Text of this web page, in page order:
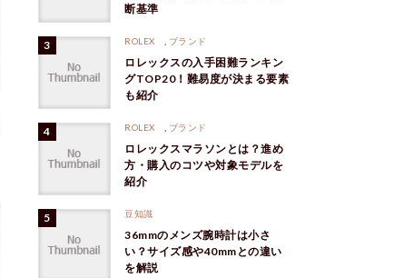
断基準
ROLEX ブランド
ロレックスの入手困難ランキン
グTOP20！難易度が決まる要素
も紹介
ROLEX ブランド
ロレックスマラソンとは？進め
方・購入のコツや対象モデルを
紹介
豆知識
36mmのメンズ腕時計は小さ
い？サイズ感や40mmとの違い
を解説